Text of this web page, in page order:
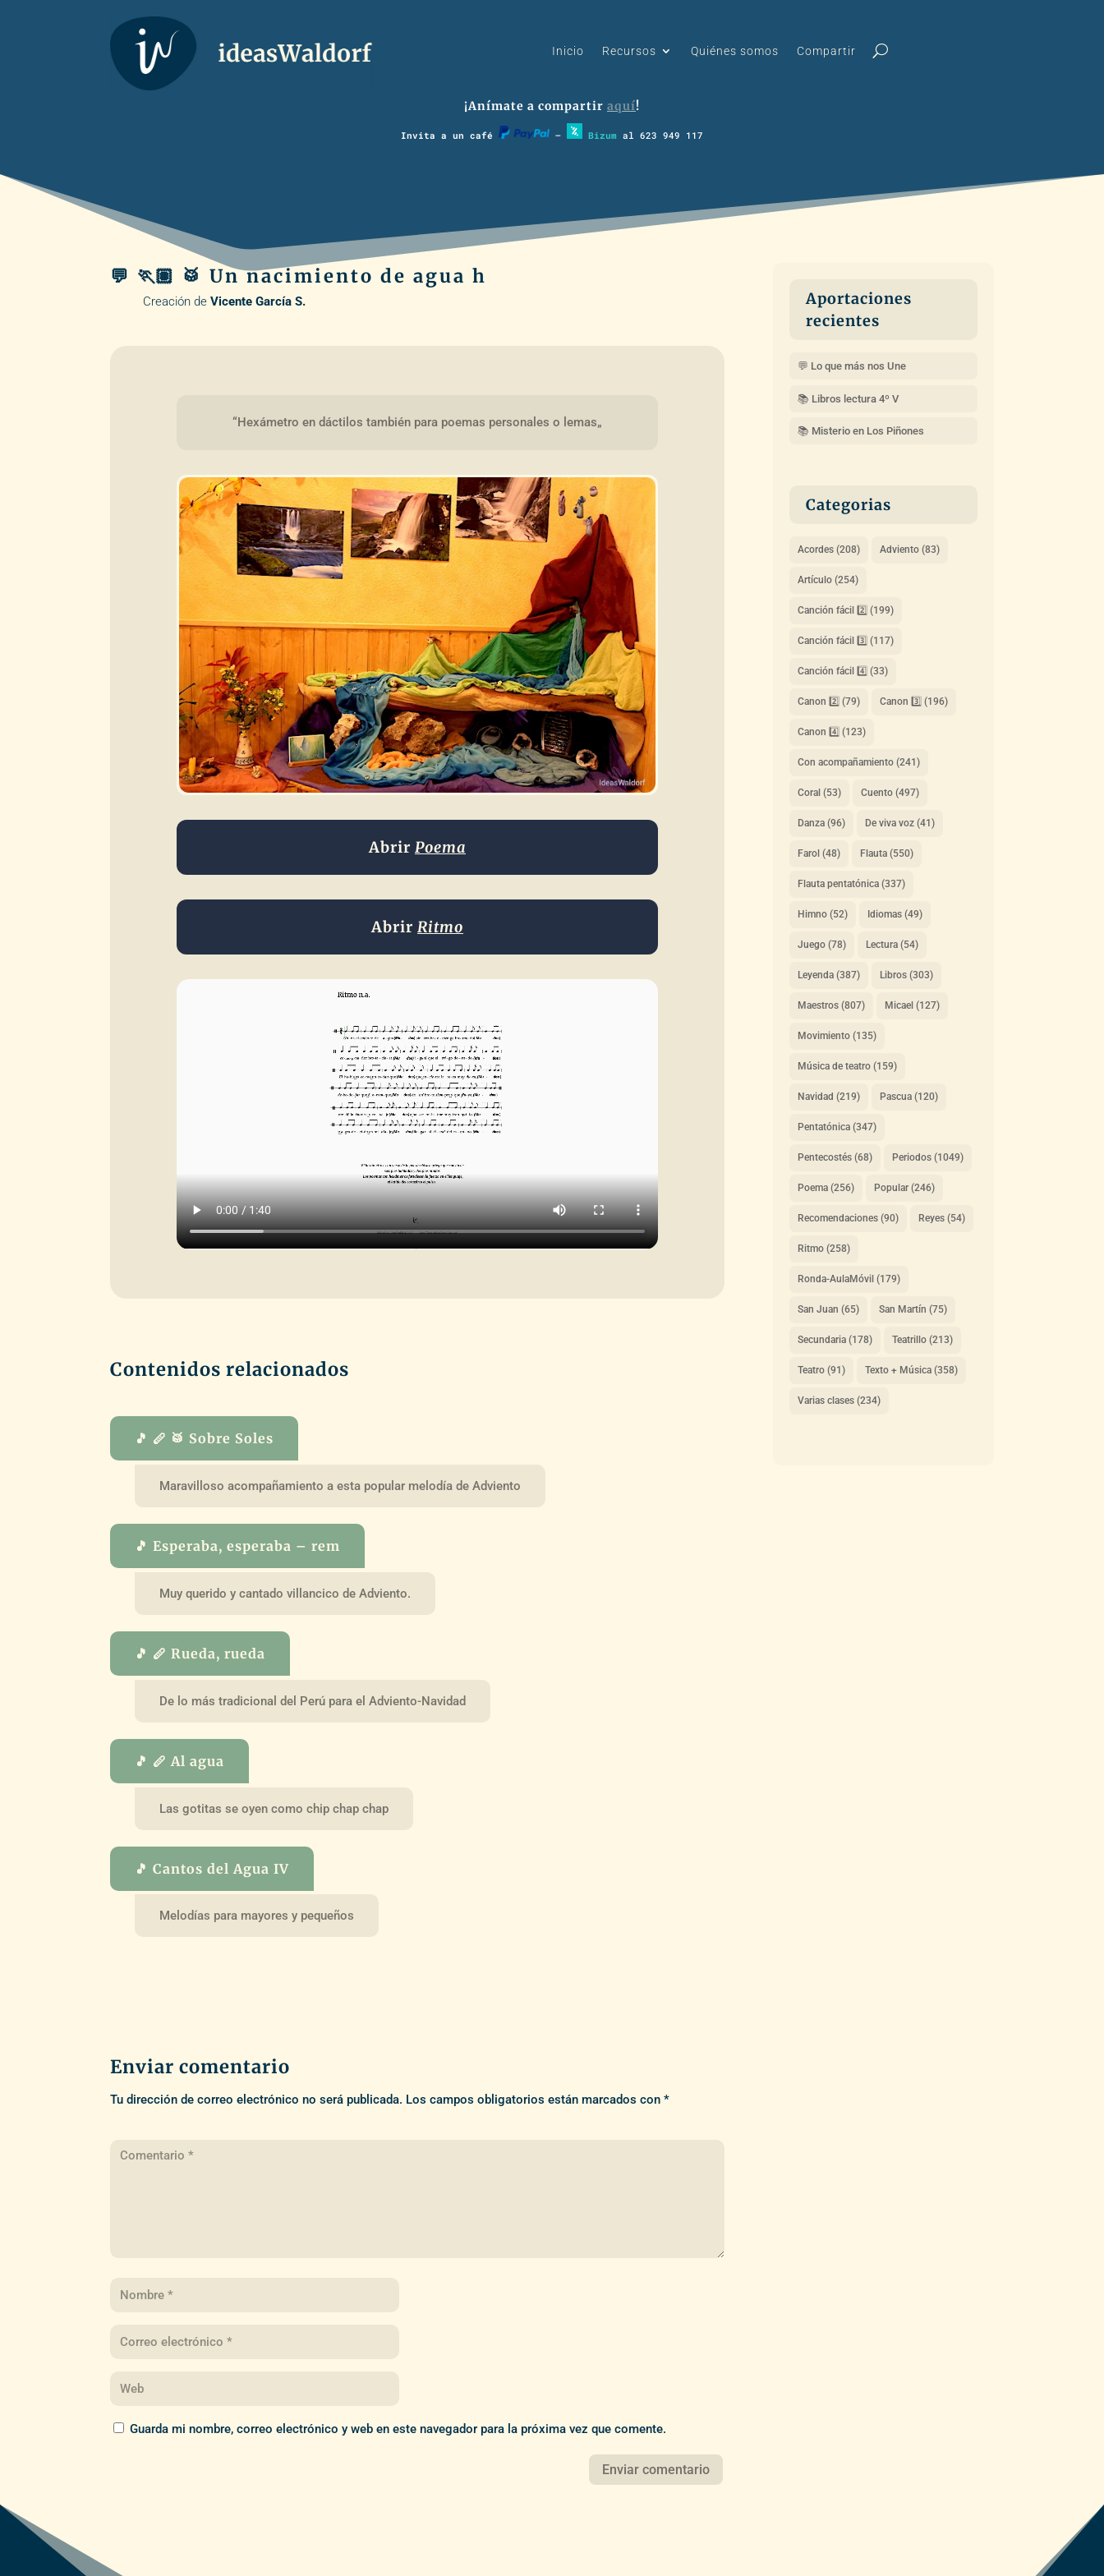
Inicio Recursos Quiénes somos Compartir
¡Anímate a compartir aquí!
Invita a un café – Bizum al 623 949 117
💬 🏃🏽 🥁 Un nacimiento de agua h
Creación deVicente García S.
“Hexámetro en dáctilos también para poemas personales o lemas„
AbrirPoema
AbrirRitmo
Contenidos relacionados
🎵 🪈 🥁 Sobre Soles
Maravilloso acompañamiento a esta popular melodía de Adviento
🎵 Esperaba, esperaba – rem
Muy querido y cantado villancico de Adviento.
🎵 🪈 Rueda, rueda
De lo más tradicional del Perú para el Adviento-Navidad
🎵 🪈 Al agua
Las gotitas se oyen como chip chap chap
🎵 Cantos del Agua IV
Melodías para mayores y pequeños
Enviar comentario
Tu dirección de correo electrónico no será publicada. Los campos obligatorios están marcados con*
Guarda mi nombre, correo electrónico y web en este navegador para la próxima vez que comente.
Aportaciones
recientes
💬 Lo que más nos Une
📚 Libros lectura 4º V
📚 Misterio en Los Piñones
Categorias
Acordes(208) Adviento(83)
Artículo(254)
Canción fácil 2️⃣ (199)
Canción fácil 3️⃣ (117)
Canción fácil 4️⃣ (33)
Canon 2️⃣ (79) Canon 3️⃣ (196)
Canon 4️⃣ (123)
Con acompañamiento(241)
Coral (53) Cuento(497)
Danza(96) De viva voz(41)
Farol (48) Flauta(550)
Flauta pentatónica(337)
Himno(52) Idiomas(49)
Juego(78) Lectura(54)
Leyenda(387) Libros(303)
Maestros(807) Micael (127)
Movimiento(135)
Música de teatro(159)
Navidad (219) Pascua(120)
Pentatónica(347)
Pentecostés(68) Periodos(1049)
Poema(256) Popular(246)
Recomendaciones(90) Reyes(54)
Ritmo(258)
Ronda-AulaMóvil (179)
San Juan (65) San Martín (75)
Secundaria(178) Teatrillo(213)
Teatro(91) Texto + Música(358)
Varias clases(234)